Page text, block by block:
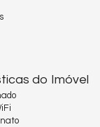
do Imóvel